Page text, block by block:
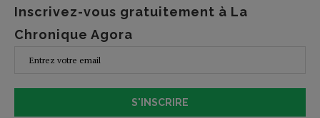
Inscrivez-vous gratuitement à La
Chronique Agora
S'INSCRIRE